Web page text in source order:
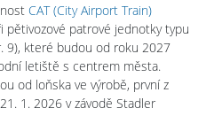
CAT (City Airport Train)
pětivozové patrové jednotky typu
9), které budou od roku 2027
letiště s centrem města.
od loňska ve výrobě, první z
1. 2026 v závodě Stadler